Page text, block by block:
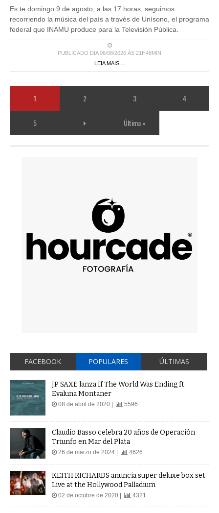
Es te domingo 9 de agosto, a las 17 horas, seguimos
recorriendo la música del país a través de Unísono, el programa
federal que INAMU produce para la Televisión Pública.
PUBLICADO DIA 06/08/2026 ÀS 21H48MIN
LEIA MAIS ...
1 2 3 4
5 Última »
FACEBOOK POPULARES ÚLTIMAS
JP SAXE lanza If The World Was Ending ft.
Evaluna Montaner
08 de abril de 2020 | 5596
Claudio Basso celebra 20 años de Operación
Triunfo en Mar del Plata
26 de marzo de 2024 | 4626
KEITH RICHARDS anuncia super deluxe box set
Live at the Hollywood Palladium
02 de octubre de 2020 | 4321